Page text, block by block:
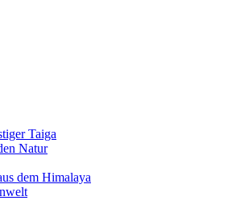
Taiga
Natur
dem Himalaya